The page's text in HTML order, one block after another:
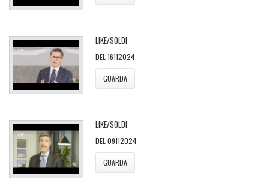
LIKE/SOLDI
DEL 16112024
GUARDA
LIKE/SOLDI
DEL 09112024
GUARDA